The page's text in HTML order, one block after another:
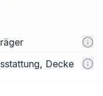
Decke